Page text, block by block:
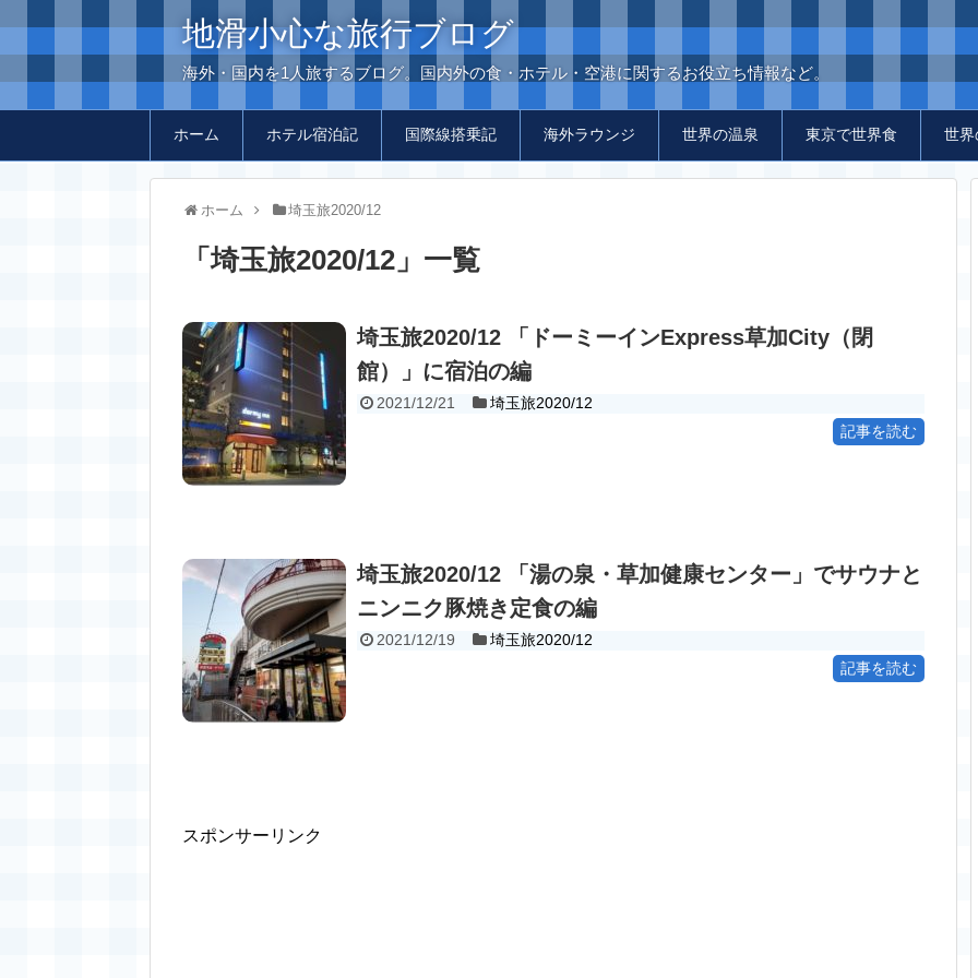
地滑小心な旅行ブログ
海外・国内を1人旅するブログ。国内外の食・ホテル・空港に関するお役立ち情報など。
ホーム ホテル宿泊記 国際線搭乗記 海外ラウンジ 世界の温泉 東京で世界食 世界
ホーム 埼玉旅2020/12
「埼玉旅2020/12 」 一覧
埼玉旅2020/12 「ドーミーインExpress草加City（閉
館）」に宿泊の編
2021/12/21
埼玉旅2020/12
記事を読む
埼玉旅2020/12 「湯の泉・草加健康センター」でサウナと
ニンニク豚焼き定食の編
2021/12/19
埼玉旅2020/12
記事を読む
スポンサーリンク